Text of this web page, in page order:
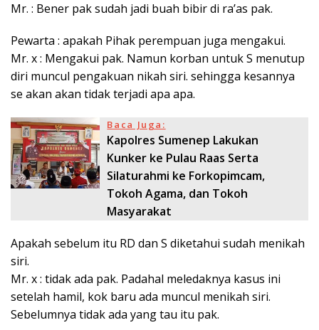
Mr. : Bener pak sudah jadi buah bibir di ra’as pak.
Pewarta : apakah Pihak perempuan juga mengakui.
Mr. x : Mengakui pak. Namun korban untuk S menutup
diri muncul pengakuan nikah siri. sehingga kesannya
se akan akan tidak terjadi apa apa.
Baca Juga:
Kapolres Sumenep Lakukan
Kunker ke Pulau Raas Serta
Silaturahmi ke Forkopimcam,
Tokoh Agama, dan Tokoh
Masyarakat
Apakah sebelum itu RD dan S diketahui sudah menikah
siri.
Mr. x : tidak ada pak. Padahal meledaknya kasus ini
setelah hamil, kok baru ada muncul menikah siri.
Sebelumnya tidak ada yang tau itu pak.